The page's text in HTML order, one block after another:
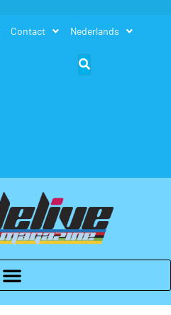
Contact Nederlands